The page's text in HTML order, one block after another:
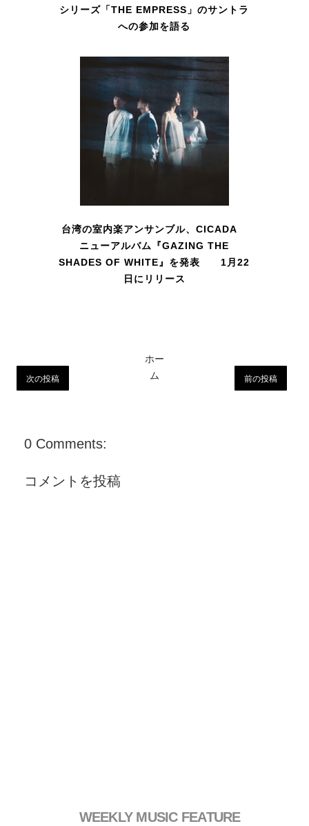
シリーズ「THE EMPRESS」のサントラ
への参加を語る
台湾の室内楽アンサンブル、CICADA
ニューアルバム『GAZING THE
SHADES OF WHITE』を発表 1月22
日にリリース
次の投稿 前の投稿
ホー
ム
0 Comments:
コメントを投稿
WEEKLY MUSIC FEATURE